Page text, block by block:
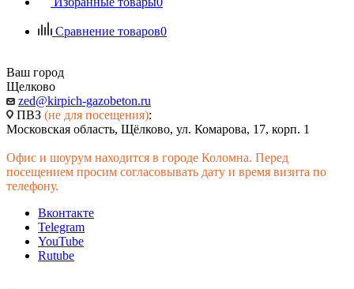
Сравнение товаров0
Ваш город
Щелково
zed@kirpich-gazobeton.ru
ПВЗ (не для посещения):
Московская область, Щёлково, ул. Комарова, 17, корп. 1
Офис и шоурум находится в городе Коломна. Перед
посещением просим согласовывать дату и время визита по
телефону.
Вконтакте
Telegram
YouTube
Rutube